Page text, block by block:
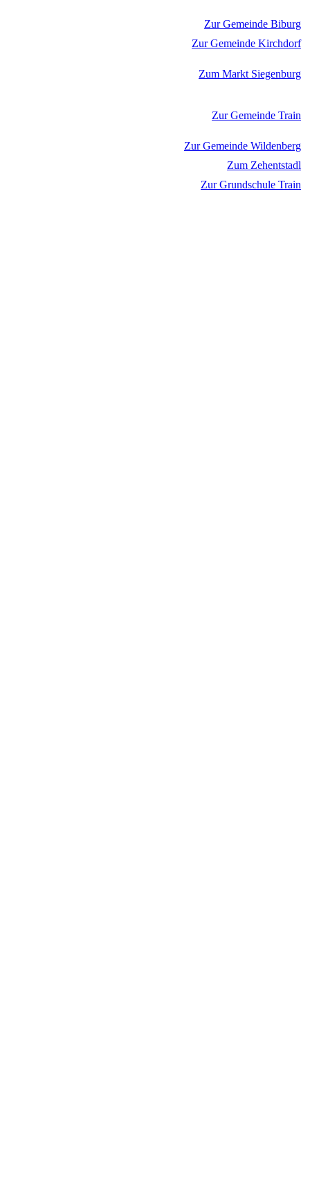
Zur Gemeinde Biburg
Zur Gemeinde Kirchdorf
Zum Markt Siegenburg
Zur Gemeinde Train
Zur Gemeinde Wildenberg
Zum Zehentstadl
Zur Grundschule Train